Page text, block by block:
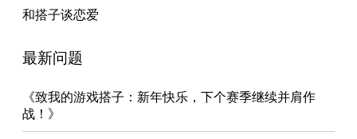
和搭子谈恋爱
最新问题
《致我的游戏搭子：新年快乐，下个赛季继续并肩作
战！》